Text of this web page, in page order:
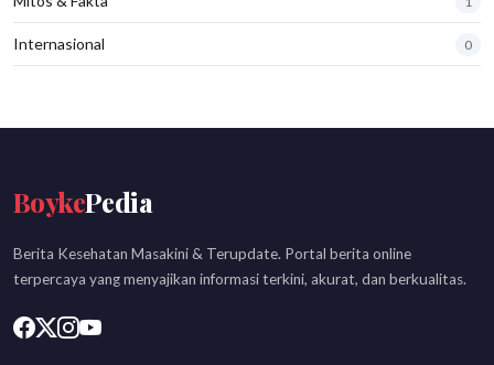
Internasional 0
BoykePedia
Berita Kesehatan Masakini & Terupdate. Portal berita online
terpercaya yang menyajikan informasi terkini, akurat, dan berkualitas.